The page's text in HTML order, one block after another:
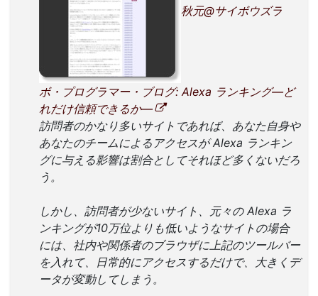
秋元@サイボウズラ
ボ・プログラマー・ブログ: Alexa ランキング―ど
れだけ信頼できるか―
訪問者のかなり多いサイトであれば、あなた自身や
あなたのチームによるアクセスが Alexa ランキン
グに与える影響は割合としてそれほど多くないだろ
う。
しかし、訪問者が少ないサイト、元々の Alexa ラ
ンキングが10万位よりも低いようなサイトの場合
には、社内や関係者のブラウザに上記のツールバー
を入れて、日常的にアクセスするだけで、大きくデ
ータが変動してしまう。